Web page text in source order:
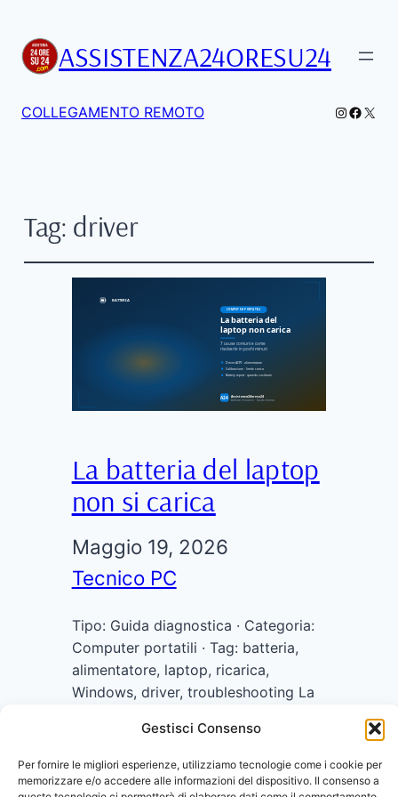
Gestisci Consenso
Per fornire le migliori esperienze, utilizziamo tecnologie come i cookie per
memorizzare e/o accedere alle informazioni del dispositivo. Il consenso a
ASSISTENZA24ORESU24
COLLEGAMENTO REMOTO X
Tag: driver
La batteria del laptop
non si carica
Maggio 19, 2026
Tecnico PC
Tipo: Guida diagnostica · Categoria:
Computer portatili · Tag: batteria,
alimentatore, laptop, ricarica,
Windows, driver, troubleshooting La
cause comuni e come risolverle
Colleghi il caricatore, ma l’icona della
batteria mostra “collegato, non in